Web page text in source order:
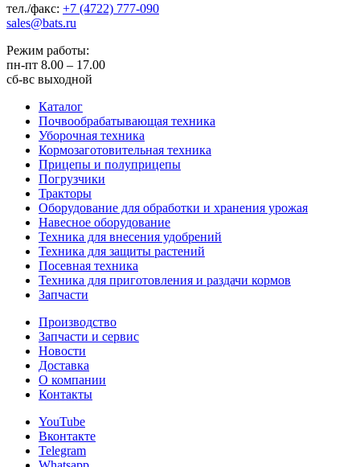
тел./факс: +7 (4722) 777-090
sales@bats.ru
Режим работы:
пн-пт 8.00 – 17.00
сб-вс выходной
Каталог
Почвообрабатывающая техника
Уборочная техника
Кормозаготовительная техника
Прицепы и полуприцепы
Погрузчики
Тракторы
Оборудование для обработки и хранения урожая
Навесное оборудование
Техника для внесения удобрений
Техника для защиты растений
Посевная техника
Техника для приготовления и раздачи кормов
Запчасти
Производство
Запчасти и сервис
Новости
Доставка
О компании
Контакты
YouTube
Вконтакте
Telegram